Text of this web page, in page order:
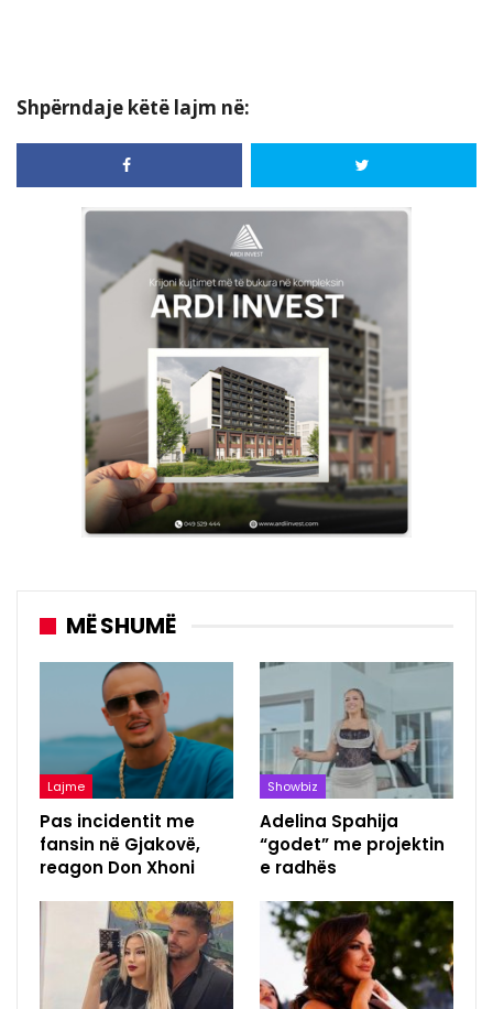
Shpërndaje këtë lajm në:
MË SHUMË
Lajme
Pas incidentit me
fansin në Gjakovë,
reagon Don Xhoni
Showbiz
Adelina Spahija
“godet” me projektin
e radhës